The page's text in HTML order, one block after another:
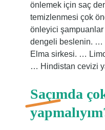
önlemek için saç
temizlenmesi çok
önleyici şampuanlar
dengeli beslenin. …
Elma sirkesi. …
… Hindistan cevizi
Saçımda